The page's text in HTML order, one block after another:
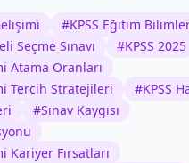
#KPSS Eğitim
Seçme Sınavı #KPSS 2025
Atama Oranları
Tercih Stratejileri #KPSS
#Sınav Kaygısı
Kariyer Fırsatları